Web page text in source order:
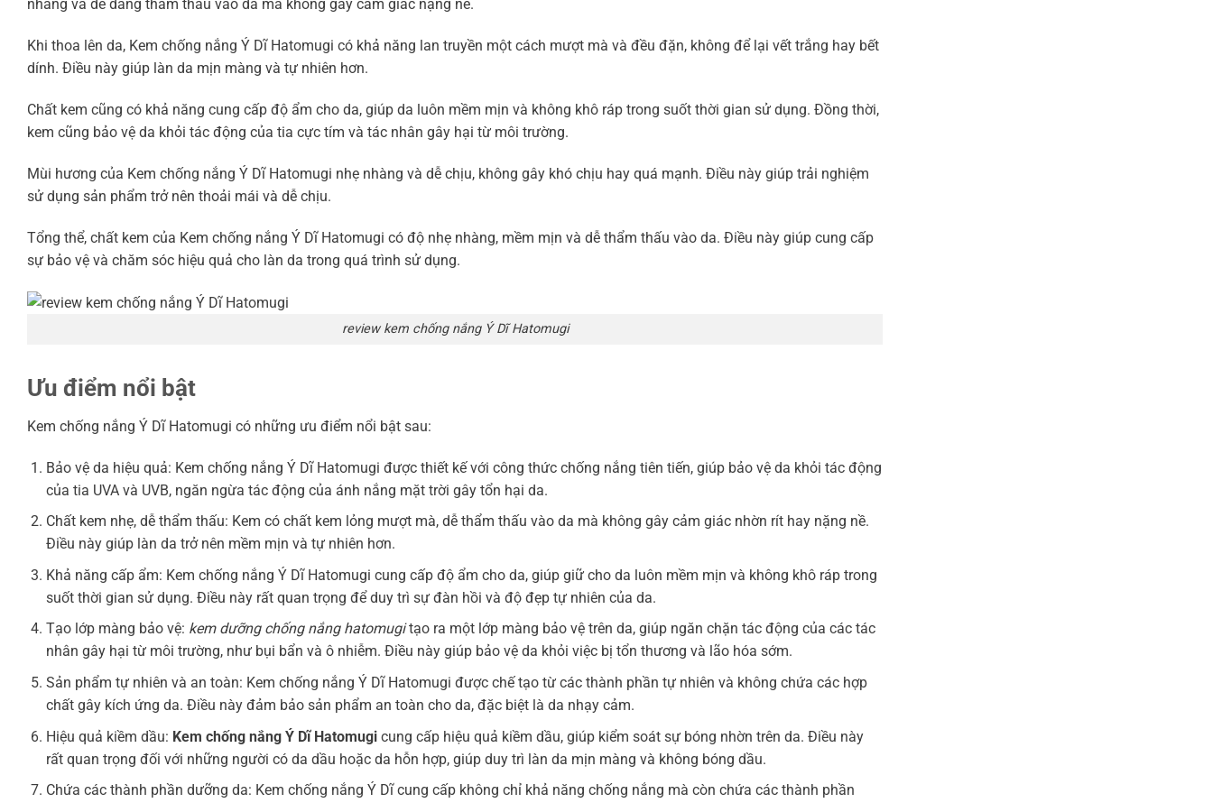
nhàng và dễ dàng thẩm thấu vào da mà không gây cảm giác nặng nề.
Khi thoa lên da, Kem chống nắng Ý Dĩ Hatomugi có khả năng lan truyền một cách mượt mà và đều đặn, không để lại vết trắng hay bết
dính. Điều này giúp làn da mịn màng và tự nhiên hơn.
Chất kem cũng có khả năng cung cấp độ ẩm cho da, giúp da luôn mềm mịn và không khô ráp trong suốt thời gian sử dụng. Đồng thời,
kem cũng bảo vệ da khỏi tác động của tia cực tím và tác nhân gây hại từ môi trường.
Mùi hương của Kem chống nắng Ý Dĩ Hatomugi nhẹ nhàng và dễ chịu, không gây khó chịu hay quá mạnh. Điều này giúp trải nghiệm
sử dụng sản phẩm trở nên thoải mái và dễ chịu.
Tổng thể, chất kem của Kem chống nắng Ý Dĩ Hatomugi có độ nhẹ nhàng, mềm mịn và dễ thẩm thấu vào da. Điều này giúp cung cấp
sự bảo vệ và chăm sóc hiệu quả cho làn da trong quá trình sử dụng.
review kem chống nắng Ý Dĩ Hatomugi
Ưu điểm nổi bật
Kem chống nắng Ý Dĩ Hatomugi có những ưu điểm nổi bật sau:
Bảo vệ da hiệu quả: Kem chống nắng Ý Dĩ Hatomugi được thiết kế với công thức chống nắng tiên tiến, giúp bảo vệ da khỏi tác động
của tia UVA và UVB, ngăn ngừa tác động của ánh nắng mặt trời gây tổn hại da.
Chất kem nhẹ, dễ thẩm thấu: Kem có chất kem lỏng mượt mà, dễ thẩm thấu vào da mà không gây cảm giác nhờn rít hay nặng nề.
Điều này giúp làn da trở nên mềm mịn và tự nhiên hơn.
Khả năng cấp ẩm: Kem chống nắng Ý Dĩ Hatomugi cung cấp độ ẩm cho da, giúp giữ cho da luôn mềm mịn và không khô ráp trong
suốt thời gian sử dụng. Điều này rất quan trọng để duy trì sự đàn hồi và độ đẹp tự nhiên của da.
Tạo lớp màng bảo vệ: kem dưỡng chống nắng hatomugitạo ra một lớp màng bảo vệ trên da, giúp ngăn chặn tác động của các tác
nhân gây hại từ môi trường, như bụi bẩn và ô nhiễm. Điều này giúp bảo vệ da khỏi việc bị tổn thương và lão hóa sớm.
Sản phẩm tự nhiên và an toàn: Kem chống nắng Ý Dĩ Hatomugi được chế tạo từ các thành phần tự nhiên và không chứa các hợp
chất gây kích ứng da. Điều này đảm bảo sản phẩm an toàn cho da, đặc biệt là da nhạy cảm.
Hiệu quả kiềm dầu: Kem chống nắng Ý Dĩ Hatomugicung cấp hiệu quả kiềm dầu, giúp kiểm soát sự bóng nhờn trên da. Điều này
rất quan trọng đối với những người có da dầu hoặc da hỗn hợp, giúp duy trì làn da mịn màng và không bóng dầu.
Chứa các thành phần dưỡng da: Kem chống nắng Ý Dĩ cung cấp không chỉ khả năng chống nắng mà còn chứa các thành phần